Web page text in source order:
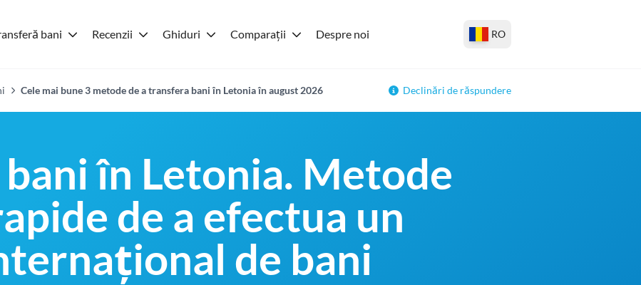
bani Recenzii Ghiduri Comparații Despre noi RO
Cele mai bune 3 metode de a transfera bani în Letonia în august 2026 Declinări de răspundere
în Letonia. Metode
de a efectua un
de bani